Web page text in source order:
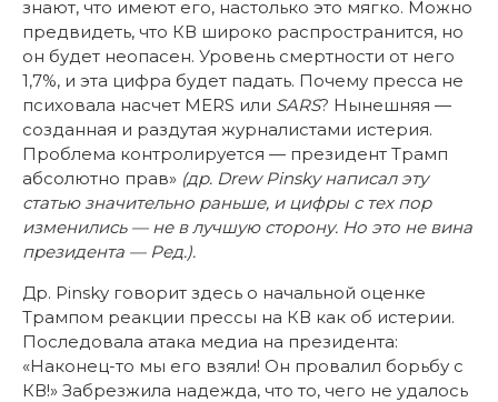
знают, что имеют его, настолько это мягко. Можно
предвидеть, что КВ широко распространится, но
он будет неопасен. Уровень смертности от него
1,7%, и эта цифра будет падать. Почему пресса не
психовала насчет MERS или SARS? Нынешняя —
созданная и раздутая журналистами истерия.
Проблема контролируется — президент Трамп
абсолютно прав» (др. Drew Pinskyнаписал эту
статью значительно раньше, и цифры с тех пор
изменились — не в лучшую сторону. Но это не вина
президента — Ред.).
Др. Pinsky говорит здесь о начальной оценке
Трампом реакции прессы на КВ как об истерии.
Последовала атака медиа на президента:
«Наконец-то мы его взяли! Он провалил борьбу с
КВ!» Забрезжила надежда, что то, чего не удалось